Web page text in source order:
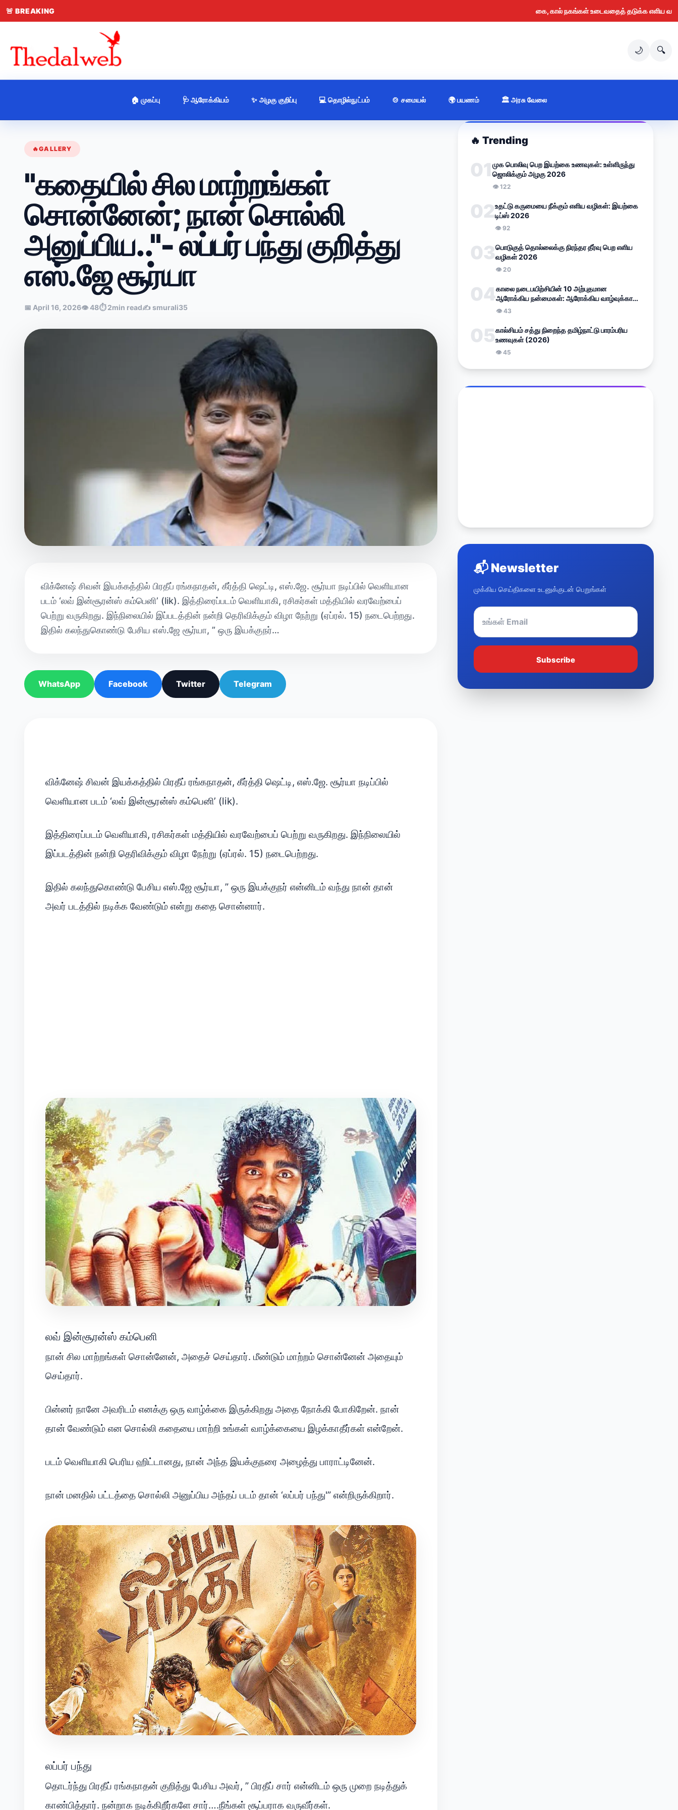
🚨BREAKING கை, கால் நகங்கள் உடைவதைத் தடுக்க எளிய வழிகள்
🌙 🔍
🏠 முகப்பு 🩺 ஆரோக்கியம் ✨ அழகு குறிப்பு 💻 தொழில்நுட்பம் 🍲 சமையல் 🌍 பயணம் 🏛️ அரசு வேலை
🔥GALLERY
"கதையில் சில மாற்றங்கள்
சொன்னேன்; நான் சொல்லி
அனுப்பிய.."- லப்பர் பந்து குறித்து
எஸ்.ஜே சூர்யா
📅 April 16, 2026👁48⏱2min read✍️ smurali35
விக்னேஷ் சிவன் இயக்கத்தில் பிரதீப் ரங்கநாதன், கீர்த்தி ஷெட்டி, எஸ்.ஜே. சூர்யா நடிப்பில் வெளியான
படம் ‘லவ் இன்சூரன்ஸ் கம்பெனி’ (lik). இத்திரைப்படம் வெளியாகி, ரசிகர்கள் மத்தியில் வரவேற்பைப்
பெற்று வருகிறது. இந்நிலையில் இப்படத்தின் நன்றி தெரிவிக்கும் விழா நேற்று (ஏப்ரல். 15) நடைபெற்றது.
இதில் கலந்துகொண்டு பேசிய எஸ்.ஜே சூர்யா, ” ஒரு இயக்குநர்…
WhatsApp Facebook Twitter Telegram
விக்னேஷ் சிவன் இயக்கத்தில் பிரதீப் ரங்கநாதன், கீர்த்தி ஷெட்டி, எஸ்.ஜே. சூர்யா நடிப்பில்
வெளியான படம் ‘லவ் இன்சூரன்ஸ் கம்பெனி’ (lik).
இத்திரைப்படம் வெளியாகி, ரசிகர்கள் மத்தியில் வரவேற்பைப் பெற்று வருகிறது. இந்நிலையில்
இப்படத்தின் நன்றி தெரிவிக்கும் விழா நேற்று (ஏப்ரல். 15) நடைபெற்றது.
இதில் கலந்துகொண்டு பேசிய எஸ்.ஜே சூர்யா, ” ஒரு இயக்குநர் என்னிடம் வந்து நான் தான்
அவர் படத்தில் நடிக்க வேண்டும் என்று கதை சொன்னார்.
லவ் இன்சூரன்ஸ் கம்பெனி
நான் சில மாற்றங்கள் சொன்னேன், அதைச் செய்தார். மீண்டும் மாற்றம் சொன்னேன் அதையும்
செய்தார்.
பின்னர் நானே அவரிடம் எனக்கு ஒரு வாழ்க்கை இருக்கிறது அதை நோக்கி போகிறேன். நான்
தான் வேண்டும் என சொல்லி கதையை மாற்றி உங்கள் வாழ்க்கையை இழக்காதீர்கள் என்றேன்.
படம் வெளியாகி பெரிய ஹிட்டானது, நான் அந்த இயக்குநரை அழைத்து பாராட்டினேன்.
நான் மனதில் பட்டத்தை சொல்லி அனுப்பிய அந்தப் படம் தான் ‘லப்பர் பந்து'” என்றிருக்கிறார்.
லப்பர் பந்து
தொடர்ந்து பிரதீப் ரங்கநாதன் குறித்து பேசிய அவர், ” பிரதீப் சார் என்னிடம் ஒரு முறை நடித்துக்
காண்பித்தார். நன்றாக நடிக்கிறீர்களே சார்….நீங்கள் சூப்பராக வருவீர்கள்.
🔥 Trending
01 முக பொலிவு பெற இயற்கை உணவுகள்: உள்ளிருந்து
ஜொலிக்கும் அழகு 2026
👁122
02உதட்டு கருமையை நீக்கும் எளிய வழிகள்: இயற்கை
டிப்ஸ் 2026
👁92
03பொடுகுத் தொல்லைக்கு நிரந்தர தீர்வு பெற எளிய
வழிகள் 2026
👁20
04காலை நடைபயிற்சியின் 10 அற்புதமான
ஆரோக்கிய நன்மைகள்: ஆரோக்கிய வாழ்வுக்கான
எளிய வழிகாட்டி (2026)
👁43
05கால்சியம் சத்து நிறைந்த தமிழ்நாட்டு பாரம்பரிய
உணவுகள் (2026)
👁45
📬 Newsletter
முக்கிய செய்திகளை உடனுக்குடன் பெறுங்கள்
Subscribe